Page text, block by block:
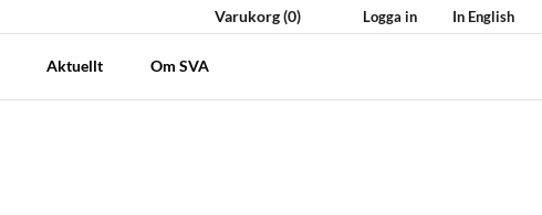
Varukorg(0) Logga in In English
Aktuellt Om SVA